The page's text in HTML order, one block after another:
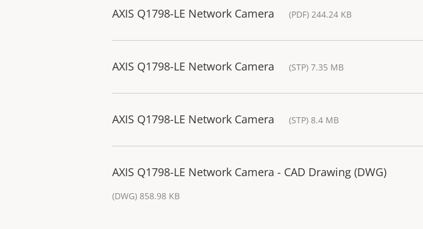
AXIS Q1798-LE Network Camera (PDF) 244.24 KB
AXIS Q1798-LE Network Camera (STP) 7.35 MB
AXIS Q1798-LE Network Camera (STP) 8.4 MB
AXIS Q1798-LE Network Camera - CAD Drawing (DWG)
(DWG) 858.98 KB